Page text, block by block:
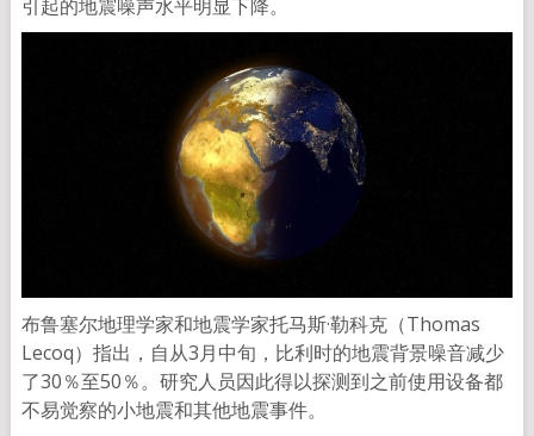
引起的地震噪声水平明显下降。
布鲁塞尔地理学家和地震学家托马斯·勒科克（Thomas
Lecoq）指出，自从3月中旬，比利时的地震背景噪音减少
了30％至50％。研究人员因此得以探测到之前使用设备都
不易觉察的小地震和其他地震事件。